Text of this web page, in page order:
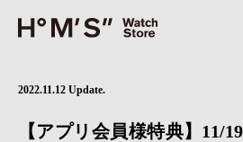
2022.11.12 Update.
【アプリ会員様特典】11/